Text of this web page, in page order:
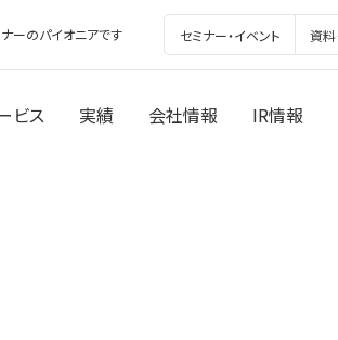
ーのパイオニアです セミナー・イベント 資料
ビス 実績 会社情報 IR情報